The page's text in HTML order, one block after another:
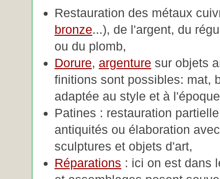
Restauration des métaux
bronze...), de l'argent, du
ou du plomb,
Dorure, argenture sur objets
finitions sont possibles: mat,
adaptée au style et à
Patines : restauration
antiquités ou élaboration
sculptures et objets d'art,
Réparations : ici on est dans